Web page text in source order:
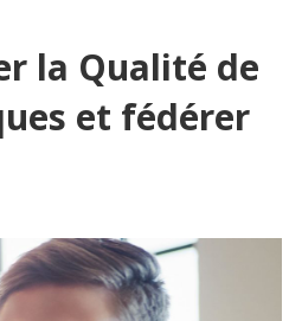
la Qualité de
et fédérer